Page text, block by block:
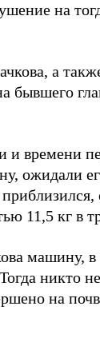
на
а
бывшего
и времени
ожидали
11,5 кг в
машину, в
никто
на